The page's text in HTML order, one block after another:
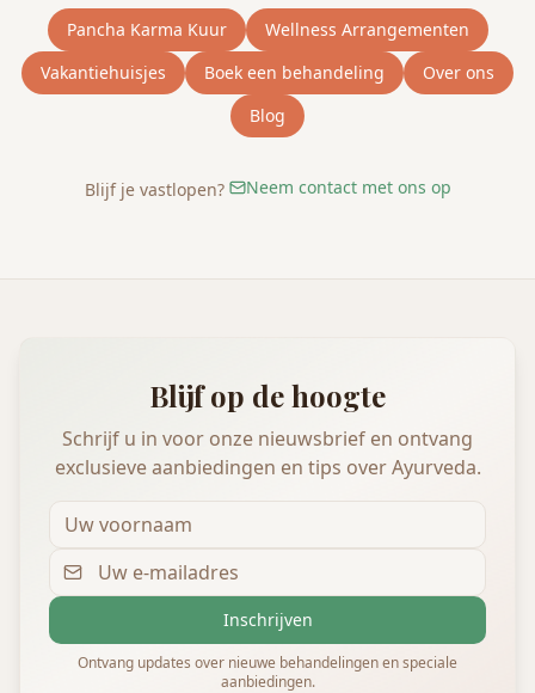
Pancha Karma Kuur
Wellness Arrangementen
Vakantiehuisjes
Boek een behandeling
Over ons
Blog
Blijf je vastlopen? Neem contact met ons op
Blijf op de hoogte
Schrijf u in voor onze nieuwsbrief en ontvang
exclusieve aanbiedingen en tips over Ayurveda.
Inschrijven
Ontvang updates over nieuwe behandelingen en speciale
aanbiedingen.